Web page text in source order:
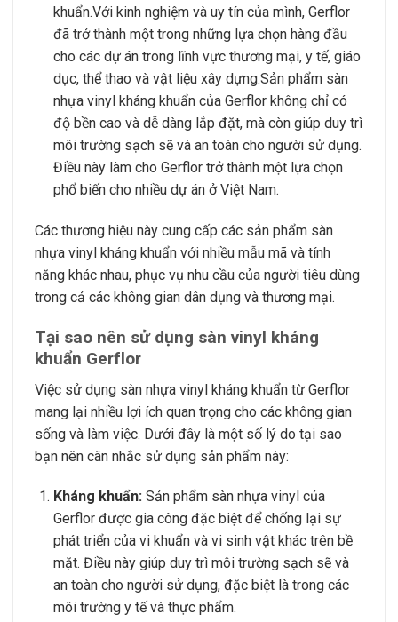
khuẩn.Với kinh nghiệm và uy tín của mình, Gerflor
đã trở thành một trong những lựa chọn hàng đầu
cho các dự án trong lĩnh vực thương mại, y tế, giáo
dục, thể thao và vật liệu xây dựng.Sản phẩm sàn
nhựa vinyl kháng khuẩn của Gerflor không chỉ có
độ bền cao và dễ dàng lắp đặt, mà còn giúp duy trì
môi trường sạch sẽ và an toàn cho người sử dụng.
Điều này làm cho Gerflor trở thành một lựa chọn
phổ biến cho nhiều dự án ở Việt Nam.
Các thương hiệu này cung cấp các sản phẩm sàn
nhựa vinyl kháng khuẩn với nhiều mẫu mã và tính
năng khác nhau, phục vụ nhu cầu của người tiêu dùng
trong cả các không gian dân dụng và thương mại.
Tại sao nên sử dụng sàn vinyl kháng
khuẩn Gerflor
Việc sử dụng sàn nhựa vinyl kháng khuẩn từ Gerflor
mang lại nhiều lợi ích quan trọng cho các không gian
sống và làm việc. Dưới đây là một số lý do tại sao
bạn nên cân nhắc sử dụng sản phẩm này:
Kháng khuẩn:Sản phẩm sàn nhựa vinyl của
Gerflor được gia công đặc biệt để chống lại sự
phát triển của vi khuẩn và vi sinh vật khác trên bề
mặt. Điều này giúp duy trì môi trường sạch sẽ và
an toàn cho người sử dụng, đặc biệt là trong các
môi trường y tế và thực phẩm.